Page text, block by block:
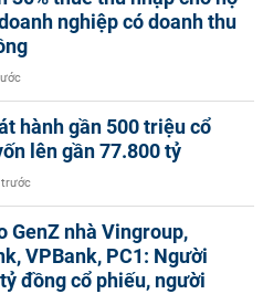
nghiệp có doanh thu
hành gần 500 triệu cổ
lên gần 77.800 tỷ
trước
GenZ nhà Vingroup,
VPBank, PC1: Người
đồng cổ phiếu, người